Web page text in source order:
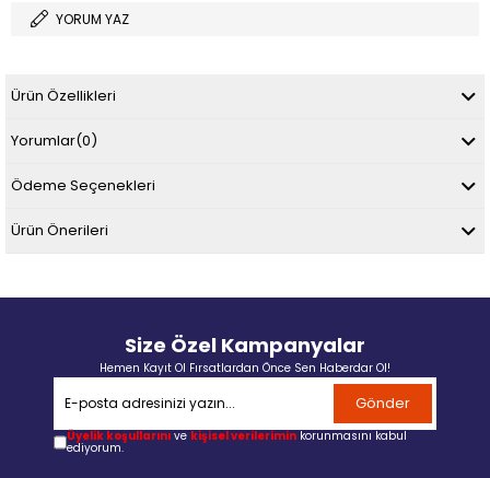
YORUM YAZ
Ürün Özellikleri
Yorumlar(0)
Ödeme Seçenekleri
Ürün Önerileri
Size Özel Kampanyalar
Hemen Kayıt Ol Fırsatlardan Önce Sen Haberdar Ol!
Gönder
Üyelik koşullarını ve kişisel verilerimin korunmasını kabul
ediyorum.